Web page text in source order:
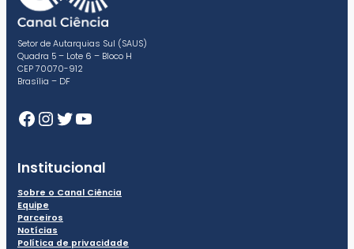
Setor de Autarquias Sul (SAUS)
Quadra 5 – Lote 6 – Bloco H
CEP 70070-912
Brasília – DF
Facebook
Instagram
Twitter
Youtube
Institucional
Sobre o Canal Ciência
Equipe
Parceiros
Notícias
Política de privacidade